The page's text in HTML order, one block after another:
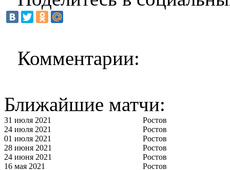
Комментарии:
Ближайшие матчи:
31 июля 2021
Ростов
24 июля 2021
Ростов
01 июля 2021
Ростов
28 июня 2021
Ростов
24 июня 2021
Ростов
16 мая 2021
Ростов